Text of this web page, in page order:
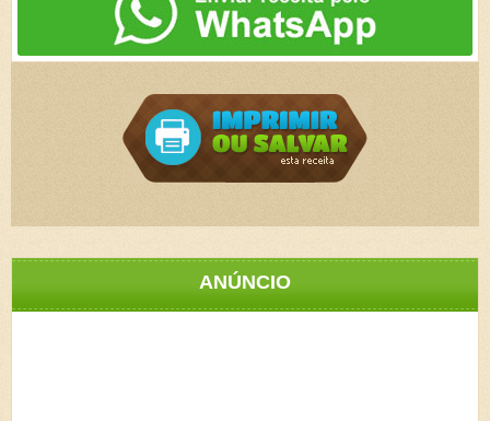
ANÚNCIO